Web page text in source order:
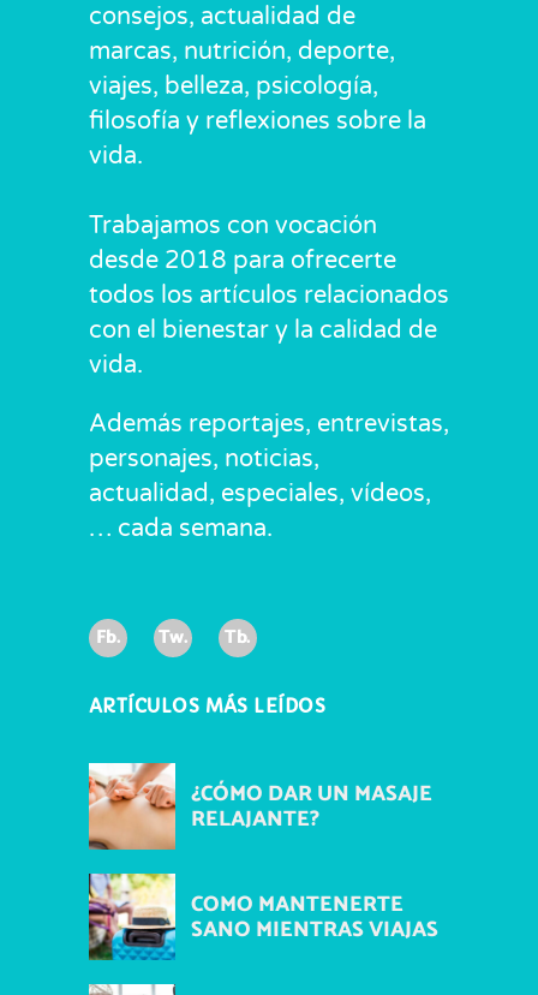
consejos, actualidad de
marcas, nutrición, deporte,
viajes, belleza, psicología,
filosofía y reflexiones sobre la
vida.
Trabajamos con vocación
desde 2018 para ofrecerte
todos los artículos relacionados
con el bienestar y la calidad de
vida.
Además reportajes, entrevistas,
personajes, noticias,
actualidad, especiales, vídeos,
… cada semana.
Fb. Tw. Tb.
ARTÍCULOS MÁS LEÍDOS
¿CÓMO DAR UN MASAJE
RELAJANTE?
COMO MANTENERTE
SANO MIENTRAS VIAJAS